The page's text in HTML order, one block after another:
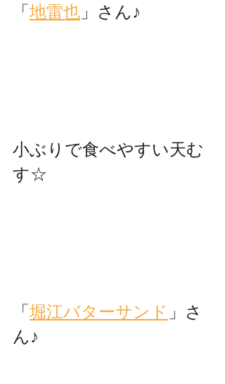
「地雷也 」さん♪
小ぶりで食べやすい天む
す☆
「堀江バターサンド 」さ
ん♪